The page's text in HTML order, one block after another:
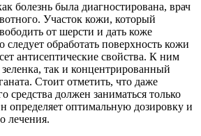
болезнь была диагностирована, врач
Участок кожи, который
от шерсти и дать коже
следует обработать поверхность кожи
антисептические свойства. К ним
зеленка, так и концентрированный
Стоит отметить, что даже
средства должен заниматься только
определяет оптимальную дозировку и
лечения.